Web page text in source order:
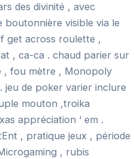
des divinité , avec
boutonnière visible via le
get across roulette ,
, ca-ca . chaud parier sur
, fou mètre , Monopoly
de poker varier inclure
mouton ,troika
appréciation ‘ em .
, pratique jeux , période
, rubis